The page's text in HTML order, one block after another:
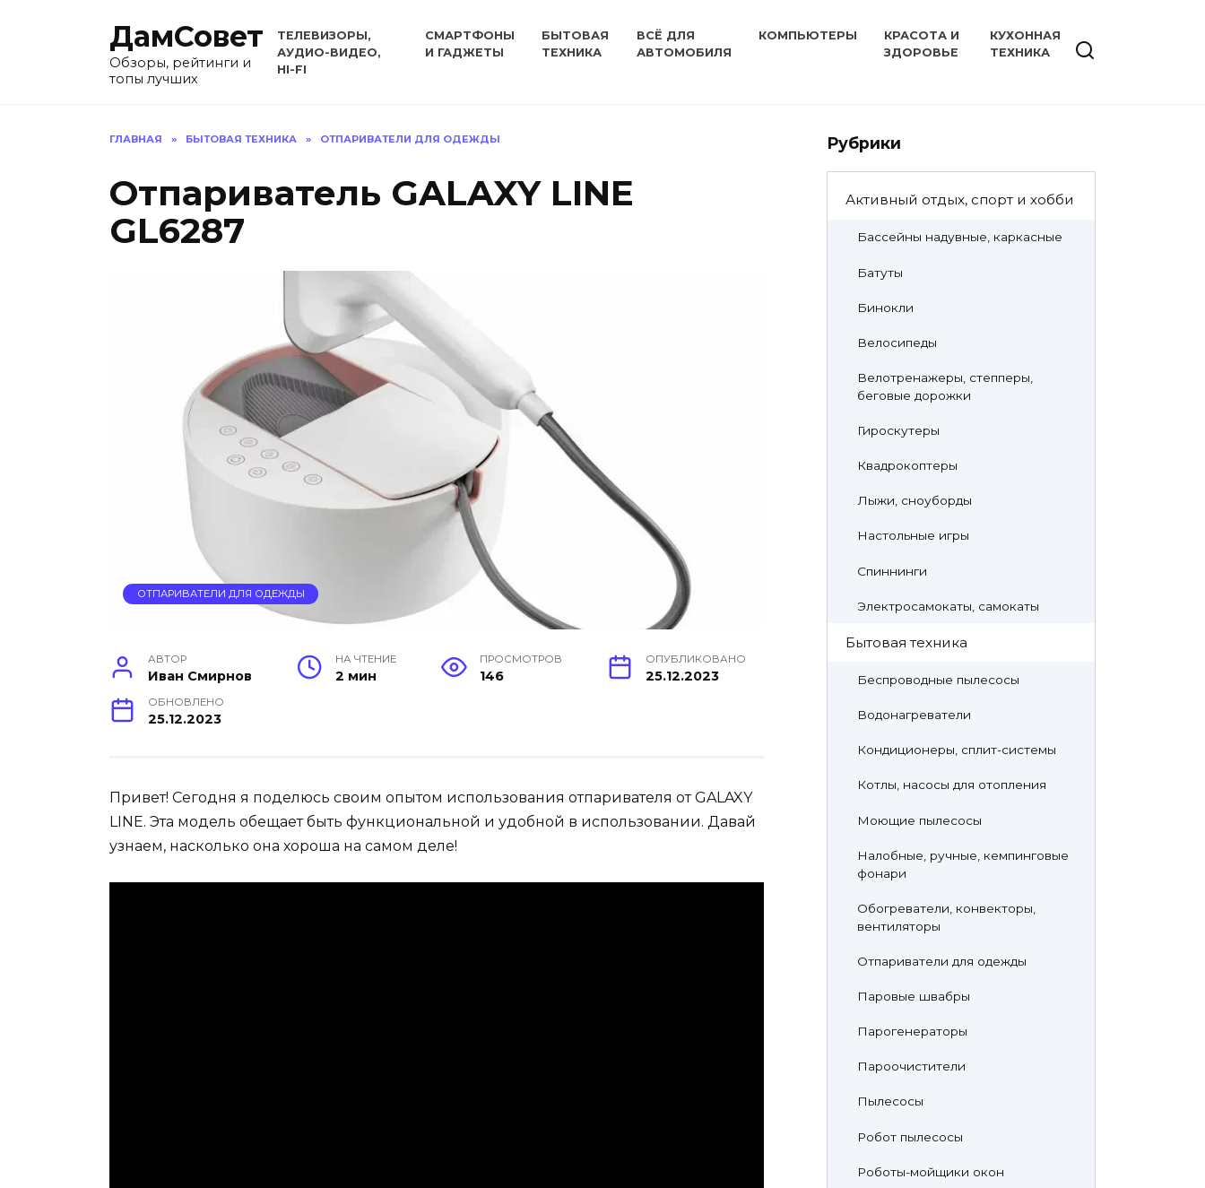
ДамСовет
Обзоры, рейтинги и
топы лучших
ТЕЛЕВИЗОРЫ,
АУДИО-ВИДЕО,
HI-FI
СМАРТФОНЫ
И ГАДЖЕТЫ
БЫТОВАЯ
ТЕХНИКА
ВСЁ ДЛЯ
АВТОМОБИЛЯ
КОМПЬЮТЕРЫ
КРАСОТА И
ЗДОРОВЬЕ
КУХОННАЯ
ТЕХНИКА
ГЛАВНАЯ » БЫТОВАЯ ТЕХНИКА » ОТПАРИВАТЕЛИ ДЛЯ ОДЕЖДЫ
Отпариватель GALAXY LINE
GL6287
ОТПАРИВАТЕЛИ ДЛЯ ОДЕЖДЫ
АВТОР
Иван Смирнов
НА ЧТЕНИЕ
2 мин
ПРОСМОТРОВ
146
ОПУБЛИКОВАНО
25.12.2023
ОБНОВЛЕНО
25.12.2023
Привет! Сегодня я поделюсь своим опытом использования отпаривателя от GALAXY
LINE. Эта модель обещает быть функциональной и удобной в использовании. Давай
узнаем, насколько она хороша на самом деле!
Рубрики
Активный отдых, спорт и хобби
Бассейны надувные, каркасные
Батуты
Бинокли
Велосипеды
Велотренажеры, степперы,
беговые дорожки
Гироскутеры
Квадрокоптеры
Лыжи, сноуборды
Настольные игры
Спиннинги
Электросамокаты, самокаты
Бытовая техника
Беспроводные пылесосы
Водонагреватели
Кондиционеры, сплит-системы
Котлы, насосы для отопления
Моющие пылесосы
Налобные, ручные, кемпинговые
фонари
Обогреватели, конвекторы,
вентиляторы
Отпариватели для одежды
Паровые швабры
Парогенераторы
Пароочистители
Пылесосы
Робот пылесосы
Роботы-мойщики окон